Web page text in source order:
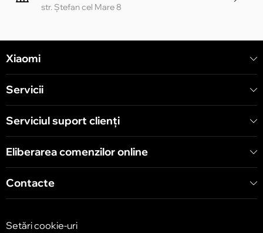
str. Ștefan cel Mare 8
Chișinău
str. Arborilor 21, CC «Shopping MallDova»
Xiaomi
Servicii
Serviciul suport clienţi
Eliberarea comenzilor online
Contacte
Setări cookie-uri